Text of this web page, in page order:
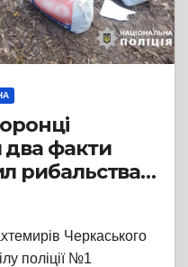
два факти
рибальства.
Черкаського
поліції №1